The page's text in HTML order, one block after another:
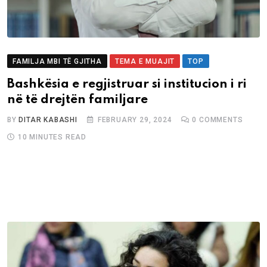
FAMILJA MBI TË GJITHA TEMA E MUAJIT TOP
Bashkësia e regjistruar si institucion i ri
në të drejtën familjare
BYDITAR KABASHI FEBRUARY 29, 2024 0 COMMENTS
10 MINUTES READ